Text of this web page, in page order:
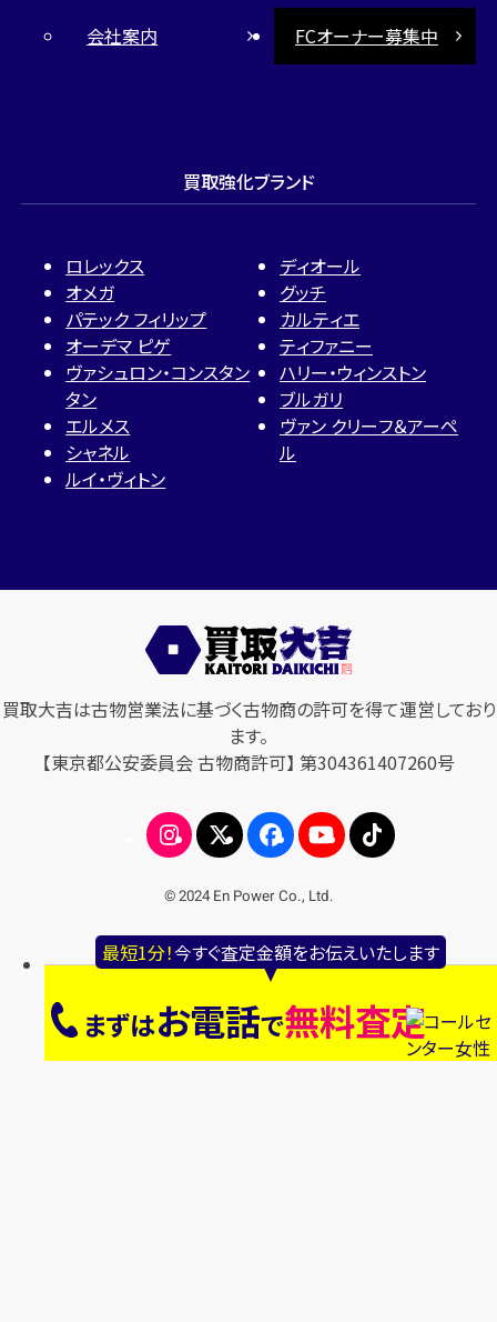
最短1分！今すぐ査定金額をお伝えいたします
まずはお電話で無料査定
会社案内
FCオーナー募集中
買取強化ブランド
ロレックス
オメガ
パテック フィリップ
オーデマ ピゲ
ヴァシュロン・コンスタン
タン
エルメス
シャネル
ルイ・ヴィトン
ディオール
グッチ
カルティエ
ティファニー
ハリー・ウィンストン
ブルガリ
ヴァン クリーフ＆アーペ
ル
買取大吉は古物営業法に基づく古物商の許可を得て運営しており
ます。
【東京都公安委員会 古物商許可】 第304361407260号
© 2024 En Power Co., Ltd.